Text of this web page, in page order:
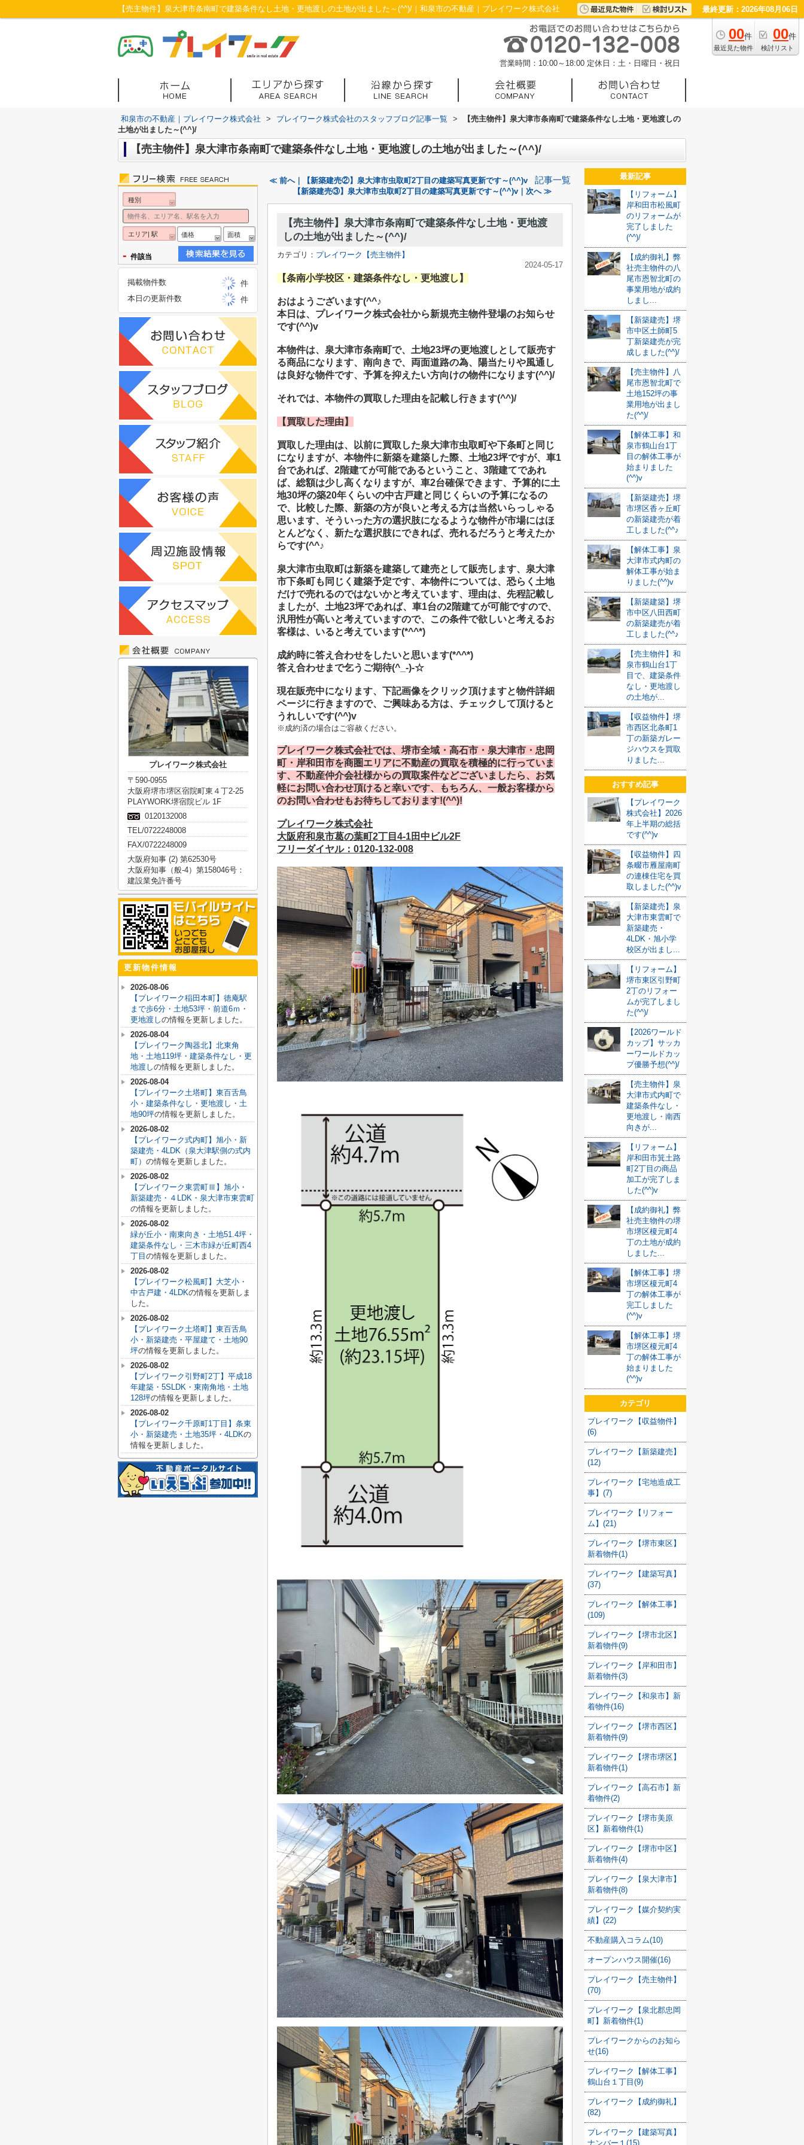
【売主物件】泉大津市条南町で建築条件なし土地・更地渡しの土地が出ました～(^^)/｜和泉市の不動産｜プレイワーク株式会社 最終更新：2026年08月06日
00件
最近見た物件
00件
検討リスト
営業時間：10:00～18:00 定休日：土・日曜日・祝日
和泉市の不動産｜プレイワーク株式会社 > プレイワーク株式会社のスタッフブログ記事一覧 >
【売主物件】泉大津市条南町で建築条件なし土地・更地渡しの
土地が出ました～(^^)/
【売主物件】泉大津市条南町で建築条件なし土地・更地渡しの土地が出ました～(^^)/
≪ 前へ｜【新築建売②】泉大津市虫取町2丁目の建築写真更新です～(^^)v 記事一覧
【新築建売③】泉大津市虫取町2丁目の建築写真更新です～(^^)v｜次へ ≫
【売主物件】泉大津市条南町で建築条件なし土地・更地渡
しの土地が出ました～(^^)/
カテゴリ： プレイワーク【売主物件】
2024-05-17
【条南小学校区・建築条件なし・更地渡し】
おはようございます(^^♪
本日は、プレイワーク株式会社から新規売主物件登場のお知らせ
です(^^)v
本物件は、泉大津市条南町で、土地23坪の更地渡しとして販売す
る商品になります、南向きで、両面道路の為、陽当たりや風通し
は良好な物件です、予算を抑えたい方向けの物件になります(^^)/
それでは、本物件の買取した理由を記載し行きます(^^)/
【買取した理由】
買取した理由は、以前に買取した泉大津市虫取町や下条町と同じ
になりますが、本物件に新築を建築した際、土地23坪ですが、車1
台であれば、2階建てが可能であるということ、3階建てであれ
ば、総額は少し高くなりますが、車2台確保できます、予算的に土
地30坪の築20年くらいの中古戸建と同じくらいの予算になるの
で、比較した際、新築の方が良いと考える方は当然いらっしゃる
思います、そういった方の選択肢になるような物件が市場にはほ
とんどなく、新たな選択肢にできれば、売れるだろうと考えたか
らです(^^♪
泉大津市虫取町は新築を建築して建売として販売します、泉大津
市下条町も同じく建築予定です、本物件については、恐らく土地
だけで売れるのではないかと考えています、理由は、先程記載し
ましたが、土地23坪であれば、車1台の2階建てが可能ですので、
汎用性が高いと考えていますので、この条件で欲しいと考えるお
客様は、いると考えています(*^^*)
成約時に答え合わせをしたいと思います(*^^*)
答え合わせまで乞うご期待(^_-)-☆
現在販売中になります、下記画像をクリック頂けますと物件詳細
ページに行きますので、ご興味ある方は、チェックして頂けると
うれしいです(^^)v
※成約済の場合はご容赦ください。
プレイワーク株式会社では、堺市全域・高石市・泉大津市・忠岡
町・岸和田市を商圏エリアに不動産の買取を積極的に行っていま
す、不動産仲介会社様からの買取案件などございましたら、お気
軽にお問い合わせ頂けると幸いです、もちろん、一般お客様から
のお問い合わせもお待ちしております!(^^)!
プレイワーク株式会社
大阪府和泉市葛の葉町2丁目4-1田中ビル2F
フリーダイヤル：0120-132-008
最新記事
【リフォーム】
岸和田市松風町
のリフォームが
完了しました
(^^)/
【成約御礼】弊
社売主物件の八
尾市恩智北町の
事業用地が成約
しまし...
【新築建売】堺
市中区土師町5
丁新築建売が完
成しました(^^)/
【売主物件】八
尾市恩智北町で
土地152坪の事
業用地が出まし
た(^^)/
【解体工事】和
泉市鶴山台1丁
目の解体工事が
始まりました
(^^)v
【新築建売】堺
市堺区香ヶ丘町
の新築建売が着
工しました(^^♪
【解体工事】泉
大津市式内町の
解体工事が始ま
りました(^^)v
【新築建築】堺
市中区八田西町
の新築建売が着
工しました(^^♪
【売主物件】和
泉市鶴山台1丁
目で、建築条件
なし・更地渡し
の土地が...
【収益物件】堺
市西区北条町1
丁の新築ガレー
ジハウスを買取
りました...
おすすめ記事
【プレイワーク
株式会社】2026
年上半期の総括
です(^^)v
【収益物件】四
条畷市雁屋南町
の連棟住宅を買
取しました(^^)v
【新築建売】泉
大津市東雲町で
新築建売・
4LDK・旭小学
校区が出まし...
【リフォーム】
堺市東区引野町
2丁のリフォー
ムが完了しまし
た(^^)/
【2026ワールド
カップ】サッカ
ーワールドカッ
プ優勝予想(^^)/
【売主物件】泉
大津市式内町で
建築条件なし・
更地渡し・南西
向きが...
【リフォーム】
岸和田市箕土路
町2丁目の商品
加工が完了しま
した(^^)v
【成約御礼】弊
社売主物件の堺
市堺区榎元町4
丁の土地が成約
しました...
【解体工事】堺
市堺区榎元町4
丁の解体工事が
完工しました
(^^)v
【解体工事】堺
市堺区榎元町4
丁の解体工事が
始まりました
(^^)v
カテゴリ
プレイワーク【収益物件】
(6)
プレイワーク【新築建売】
(12)
プレイワーク【宅地造成工
事】(7)
プレイワーク【リフォー
ム】(21)
プレイワーク【堺市東区】
新着物件(1)
プレイワーク【建築写真】
(37)
プレイワーク【解体工事】
(109)
プレイワーク【堺市北区】
新着物件(9)
プレイワーク【岸和田市】
新着物件(3)
プレイワーク【和泉市】新
着物件(16)
プレイワーク【堺市西区】
新着物件(9)
プレイワーク【堺市堺区】
新着物件(1)
プレイワーク【高石市】新
着物件(2)
プレイワーク【堺市美原
区】新着物件(1)
プレイワーク【堺市中区】
新着物件(4)
プレイワーク【泉大津市】
新着物件(8)
プレイワーク【媒介契約実
績】(22)
不動産購入コラム(10)
オープンハウス開催(16)
プレイワーク【売主物件】
(70)
プレイワーク【泉北郡忠岡
町】新着物件(1)
プレイワークからのお知ら
せ(16)
プレイワーク【解体工事】
鶴山台１丁目(9)
プレイワーク【成約御礼】
(82)
プレイワーク【建築写真】
ナンバー１(15)
種別
エリア| 駅 価格 面積
- 件該当
掲載物件数
件
本日の更新件数
件
プレイワーク株式会社
〒590-0955
大阪府堺市堺区宿院町東４丁2-25
PLAYWORK堺宿院ビル 1F
0120132008
TEL/0722248008
FAX/0722248009
大阪府知事 (2) 第62530号
大阪府知事（般-4）第158046号：
建設業免許番号
更新物件情報
2026-08-06
【プレイワーク稲田本町】徳庵駅
まで歩6分・土地53坪・前道6ｍ・
更地渡しの情報を更新しました。
2026-08-04
【プレイワーク陶器北】北東角
地・土地119坪・建築条件なし・更
地渡しの情報を更新しました。
2026-08-04
【プレイワーク土塔町】東百舌鳥
小・建築条件なし・更地渡し・土
地90坪の情報を更新しました。
2026-08-02
【プレイワーク式内町】旭小・新
築建売・4LDK（泉大津駅側の式内
町） の情報を更新しました。
2026-08-02
【プレイワーク東雲町Ⅲ】旭小・
新築建売・４LDK・泉大津市東雲町
の情報を更新しました。
2026-08-02
緑が丘小・南東向き・土地51.4坪・
建築条件なし・三木市緑が丘町西4
丁目 の情報を更新しました。
2026-08-02
【プレイワーク松風町】大芝小・
中古戸建・4LDKの情報を更新しま
した。
2026-08-02
【プレイワーク土塔町】東百舌鳥
小・新築建売・平屋建て・土地90
坪の情報を更新しました。
2026-08-02
【プレイワーク引野町2丁】平成18
年建築・5SLDK・東南角地・土地
128坪の情報を更新しました。
2026-08-02
【プレイワーク千原町1丁目】条東
小・新築建売・土地35坪・4LDKの
情報を更新しました。